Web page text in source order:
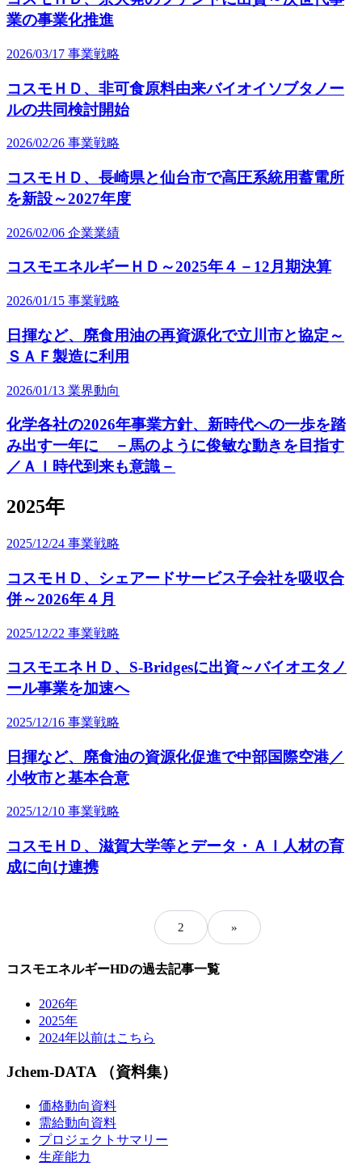
業の事業化推進
2026/03/17 事業戦略
コスモＨＤ、非可食原料由来バイオイソブタノー
ルの共同検討開始
2026/02/26 事業戦略
コスモＨＤ、長崎県と仙台市で高圧系統用蓄電所
を新設～2027年度
2026/02/06 企業業績
コスモエネルギーＨＤ～2025年４－12月期決算
2026/01/15 事業戦略
日揮など、廃食用油の再資源化で立川市と協定～
ＳＡＦ製造に利用
2026/01/13 業界動向
化学各社の2026年事業方針、新時代への一歩を踏
み出す一年に －馬のように俊敏な動きを目指す
／ＡＩ時代到来も意識－
2025年
2025/12/24 事業戦略
コスモＨＤ、シェアードサービス子会社を吸収合
併～2026年４月
2025/12/22 事業戦略
コスモエネＨＤ、S-Bridgesに出資～バイオエタノ
ール事業を加速へ
2025/12/16 事業戦略
日揮など、廃食油の資源化促進で中部国際空港／
小牧市と基本合意
2025/12/10 事業戦略
コスモＨＤ、滋賀大学等とデータ・ＡＩ人材の育
成に向け連携
2 »
コスモエネルギーHDの過去記事一覧
2026年
2025年
2024年以前はこちら
Jchem-DATA （資料集）
価格動向資料
需給動向資料
プロジェクトサマリー
生産能力